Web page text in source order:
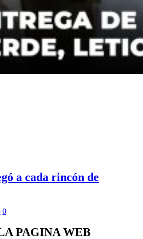
a cada rincón de
0
PAGINA WEB